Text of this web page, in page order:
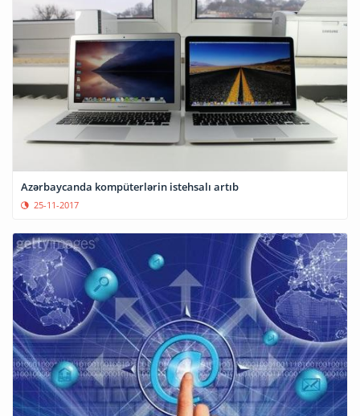
Azərbaycanda kompüterlərin istehsalı artıb
25-11-2017